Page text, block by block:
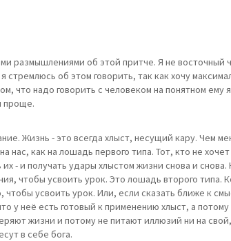
размышлениями об этой притче. Я не восточный
об этом говорить, так как хочу
что надо говорить с человеком на понятном ему
проще.
Жизнь - это всегда хлыст, несущий кару. Чем
нас, как на лошадь первого типа. Тот, кто не
- и получать удары хлыстом жизни снова и
чтобы усвоить урок. Это лошадь второго типа.
чтобы усвоить урок. Или, если сказать ближе к
у неё есть готовый к применению хлыст, а
жизни и потому не питают иллюзий ни на
в себе бога.